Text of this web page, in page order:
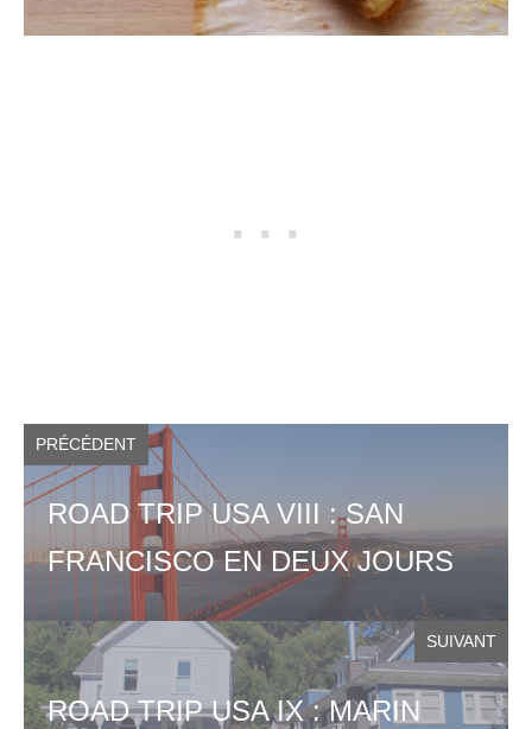
PRÉCÉDENT
ROAD TRIP USA VIII : SAN
FRANCISCO EN DEUX JOURS
SUIVANT
ROAD TRIP USA IX : MARIN